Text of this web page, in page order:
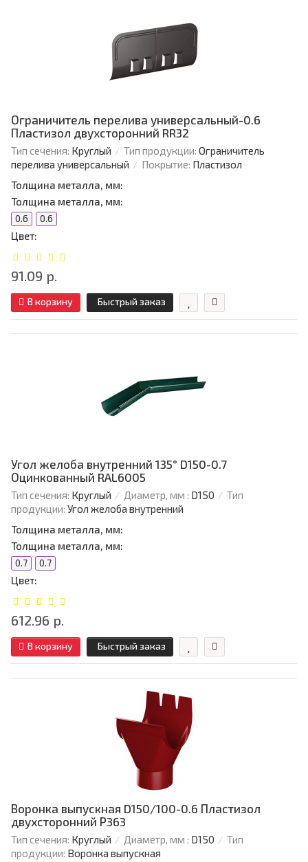
Ограничитель перелива универсальный-0.6
Пластизол двухсторонний RR32
Тип сечения: Круглый Тип продукции: Ограничитель
перелива универсальный
Покрытие: Пластизол
Толщина металла, мм:
Толщина металла, мм:
0.6 0.6
Цвет:
91.09 р.
В корзину Быстрый заказ
Угол желоба внутренний 135° D150-0.7
Оцинкованный RAL6005
Тип сечения: Круглый Диаметр, мм : D150
Тип
продукции: Угол желоба внутренний
Толщина металла, мм:
Толщина металла, мм:
0.7 0.7
Цвет:
612.96 р.
В корзину Быстрый заказ
Воронка выпускная D150/100-0.6 Пластизол
двухсторонний Р363
Тип сечения: Круглый Диаметр, мм : D150
Тип
продукции: Воронка выпускная